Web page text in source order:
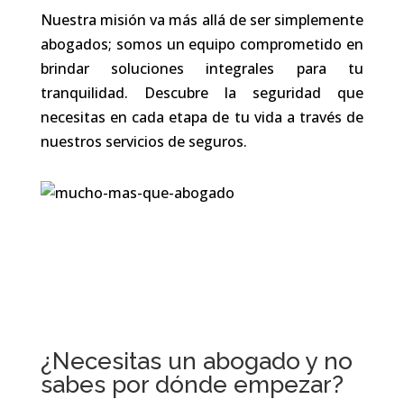
Nuestra misión va más allá de ser simplemente
abogados; somos un equipo comprometido en
brindar soluciones integrales para tu
tranquilidad. Descubre la seguridad que
necesitas en cada etapa de tu vida a través de
nuestros servicios de seguros.
¿Necesitas un abogado y no
sabes por dónde empezar?